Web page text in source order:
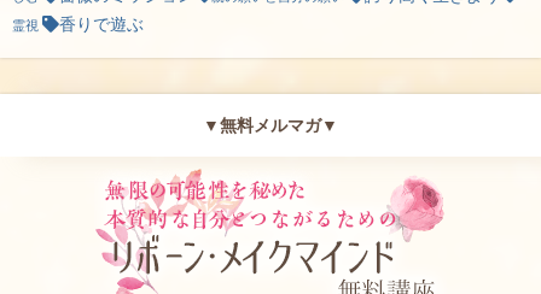
霊視 香りで遊ぶ
▼無料メルマガ▼